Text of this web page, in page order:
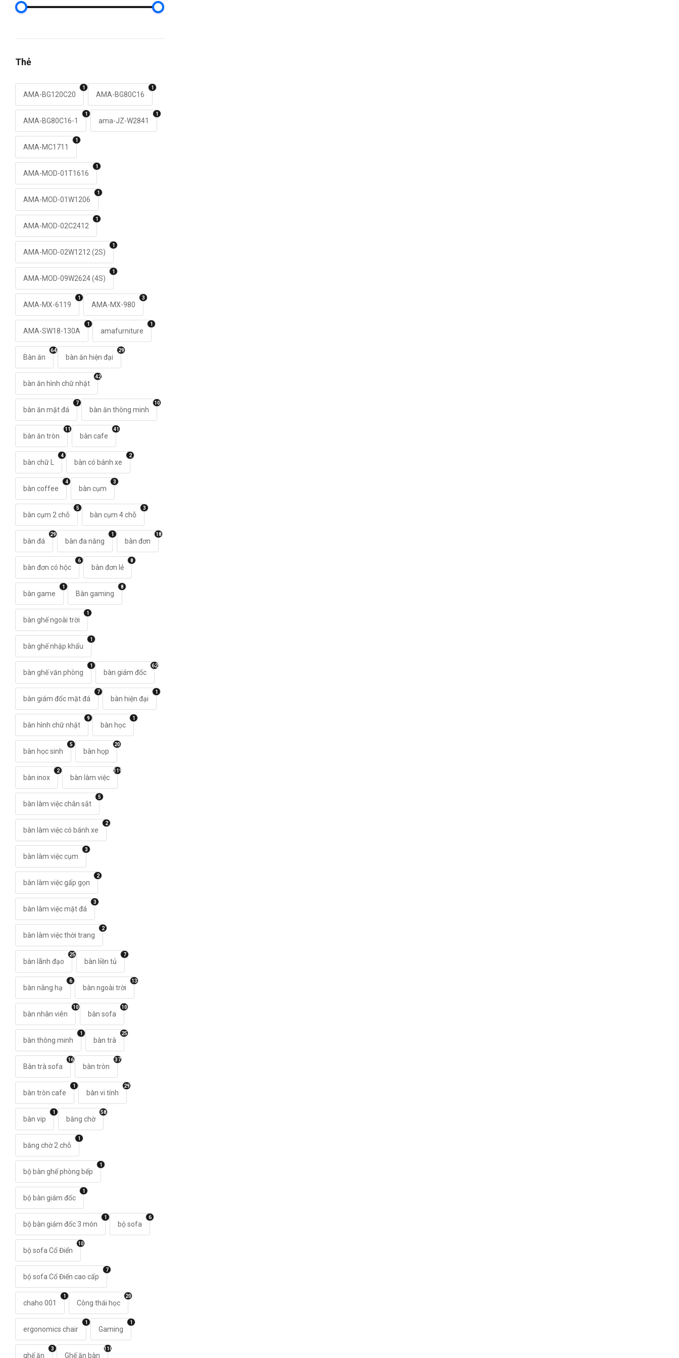
Thẻ
1
AMA-BG120C20
1
AMA-BG80C16
1
AMA-BG80C16-1
1
ama-JZ-W2841
1
AMA-MC1711
1
AMA-MOD-01T1616
1
AMA-MOD-01W1206
1
AMA-MOD-02C2412
1
AMA-MOD-02W1212 (2S)
1
AMA-MOD-09W2624 (4S)
1
AMA-MX-6119
3
AMA-MX-980
1
AMA-SW18-130A
1
amafurniture
64
Bàn ăn
29
bàn ăn hiện đại
42
bàn ăn hình chữ nhật
7
bàn ăn mặt đá
10
bàn ăn thông minh
11
bàn ăn tròn
41
bàn cafe
4
bàn chữ L
2
bàn có bánh xe
4
bàn coffee
3
bàn cụm
5
bàn cụm 2 chỗ
3
bàn cụm 4 chỗ
29
bàn đá
1
bàn đa năng
18
bàn đơn
6
bàn đơn có hộc
8
bàn đơn lẻ
1
bàn game
8
Bàn gaming
1
bàn ghế ngoài trời
1
bàn ghế nhập khẩu
1
bàn ghế văn phòng
62
bàn giám đốc
7
bàn giám đốc mặt đá
1
bàn hiện đại
9
bàn hình chữ nhật
1
bàn học
5
bàn học sinh
20
bàn họp
2
bàn inox
119
bàn làm việc
5
bàn làm việc chân sắt
2
bàn làm việc có bánh xe
3
bàn làm việc cụm
2
bàn làm việc gấp gọn
3
bàn làm việc mặt đá
2
bàn làm việc thời trang
25
bàn lãnh đạo
7
bàn liền tủ
6
bàn nâng hạ
13
bàn ngoài trời
10
bàn nhân viên
10
bàn sofa
1
bàn thông minh
25
bàn trà
16
Bàn trà sofa
37
bàn tròn
1
bàn tròn cafe
29
bàn vi tính
1
bàn vip
58
băng chờ
1
băng chờ 2 chỗ
1
bộ bàn ghế phòng bếp
1
bộ bàn giám đốc
1
bộ bàn giám đốc 3 món
6
bộ sofa
10
bộ sofa Cổ Điển
7
bộ sofa Cổ Điển cao cấp
1
chaho 001
20
Công thái học
1
ergonomics chair
1
Gaming
3
ghế ăn
110
Ghế ăn bàn